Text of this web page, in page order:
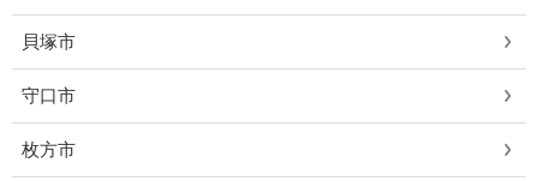
貝塚市
守口市
枚方市